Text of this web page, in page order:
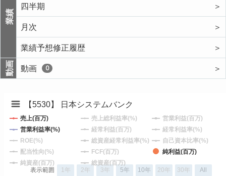
業績
四半期
＞
月次
＞
業績予想修正履歴
＞
動画 動画 0 ＞
【5530】 日本システムバンク
表示範囲 1年 2年 3年 5年 10年 20年 30年 All
売上(百万) 売上総利益率(%)
営業利益(百万)
営業利益率(%)
経常利益(百万)
経常利益率(%)
ROE(%)
総資産経常利益率(%)
自己資本比率(%)
配当性向(%)
FCF(百万)
純利益(百万)
純資産(百万)
総資産(百万)